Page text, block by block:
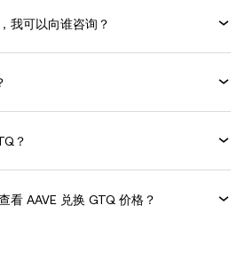
我可以向谁咨询？
？
看 AAVE 兑换 GTQ 价格？